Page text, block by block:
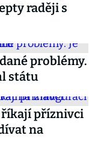
raději s
problémy.
státu
říkají příznivci
na